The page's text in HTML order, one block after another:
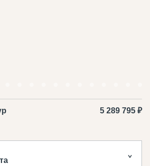
5 289 795 ₽